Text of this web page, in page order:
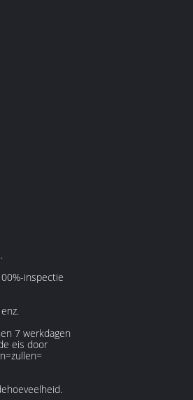
inspectie
7 werkdagen
eis door